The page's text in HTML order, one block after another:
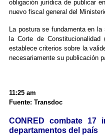
obligación jurídica de publicar
nuevo fiscal general del
La postura se fundamenta en
la Corte de
establece criterios sobre la
necesariamente su publicación
11:25 am
Fuente: Transdoc
CONRED combate 17
departamentos del país